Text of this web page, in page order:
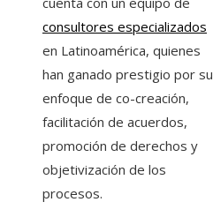
consultores especializados
en Latinoamérica, quienes
han ganado prestigio por su
enfoque de co-creación,
facilitación de acuerdos,
promoción de derechos y
objetivización de los
procesos.